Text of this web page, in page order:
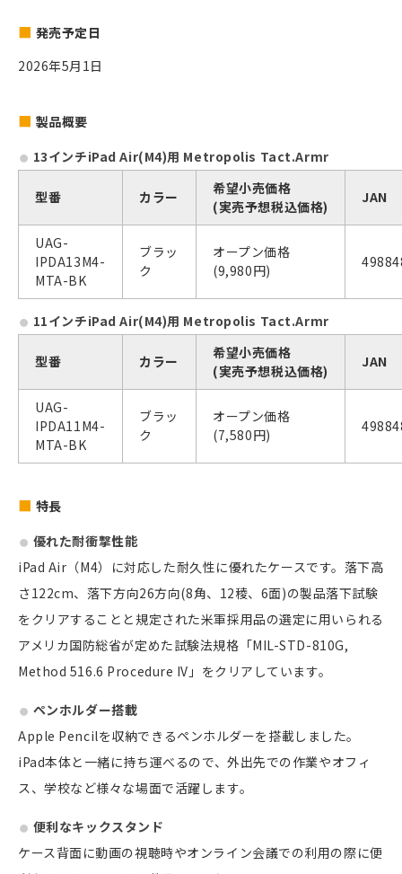
発売予定日
2026年5月1日
製品概要
13インチiPad Air(M4)用 Metropolis Tact.Armr
型番 カラー
希望小売価格
(実売予想税込価格)
JAN
UAG-
IPDA13M4-
MTA-BK
ブラッ
ク
オープン価格
(9,980円)
11インチiPad Air(M4)用 Metropolis Tact.Armr
型番 カラー
希望小売価格
(実売予想税込価格)
JAN
UAG-
IPDA11M4-
MTA-BK
ブラッ
ク
オープン価格
(7,580円)
特長
優れた耐衝撃性能
iPad Air（M4）に対応した耐久性に優れたケースです。落下高
さ122cm、落下方向26方向(8角、12稜、6面)の製品落下試験
をクリアすることと規定された米軍採用品の選定に用いられる
アメリカ国防総省が定めた試験法規格「MIL-STD-810G,
Method 516.6 Procedure IV」をクリアしています。
ペンホルダー搭載
Apple Pencilを収納できるペンホルダーを搭載しました。
iPad本体と一緒に持ち運べるので、外出先での作業やオフィ
ス、学校など様々な場面で活躍します。
便利なキックスタンド
ケース背面に動画の視聴時やオンライン会議での利用の際に便